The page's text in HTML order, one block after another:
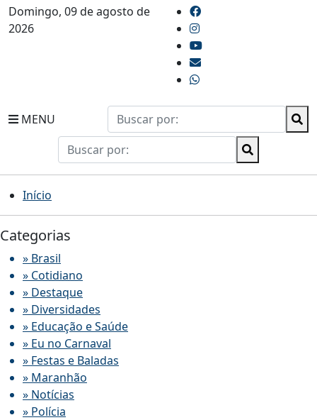
Domingo, 09 de agosto de
2026
MENU
Início
Categorias
» Brasil
» Cotidiano
» Destaque
» Diversidades
» Educação e Saúde
» Eu no Carnaval
» Festas e Baladas
» Maranhão
» Notícias
» Polícia